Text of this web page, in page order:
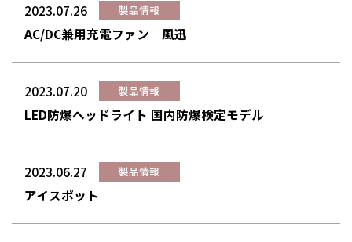
2023.07.26 製品情報
AC/DC兼用充電ファン 風迅
2023.07.20 製品情報
LED防爆ヘッドライト 国内防爆検定モデル
2023.06.27 製品情報
アイスポット